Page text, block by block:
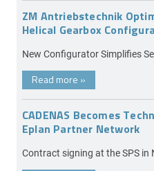
ZM Antriebstechnik
Helical Gearbox
New Configurator Simplifies
Read more »
CADENAS Becomes
Eplan Partner Network
Contract signing at the SPS in